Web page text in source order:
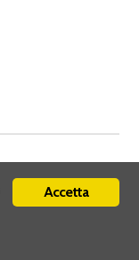
Accetta